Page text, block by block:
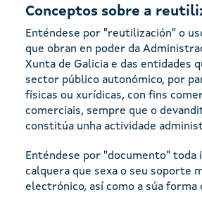
Conceptos sobre a
Enténdese por "reutilización" o
que obran en poder da
Xunta de Galicia e das entidades
sector público autonómico, por
físicas ou xurídicas, con fins
comerciais, sempre que o
constitúa unha actividade
Enténdese por "documento" toda
calquera que sexa o seu soporte
electrónico, así como a súa forma